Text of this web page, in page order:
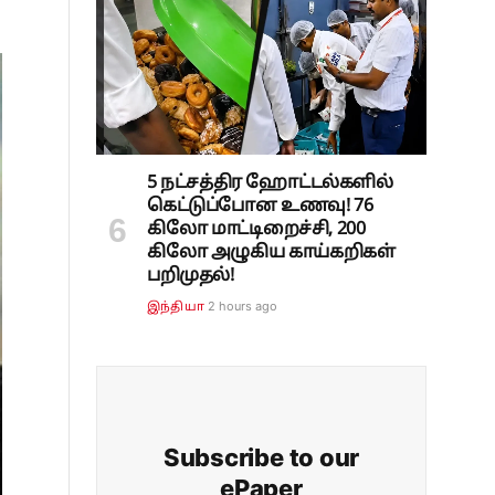
5 நட்சத்திர ஹோட்டல்களில்
கெட்டுப்போன உணவு! 76
கிலோ மாட்டிறைச்சி, 200
கிலோ அழுகிய காய்கறிகள்
பறிமுதல்!
இந்தியா 2 hours ago
Subscribe to our
ePaper